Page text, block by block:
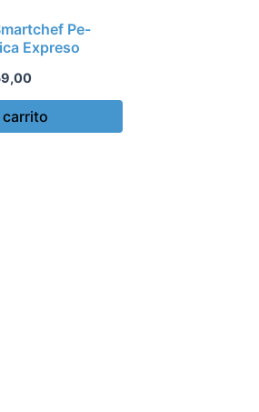
Pe-
Expreso
carrito